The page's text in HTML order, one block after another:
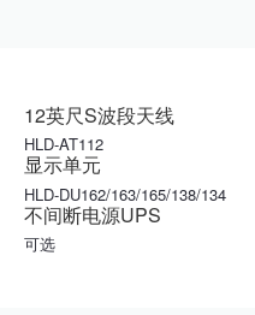
12英尺S波段天线
HLD-AT112
显示单元
HLD-DU162/163/165/138/134
不间断电源UPS
可选